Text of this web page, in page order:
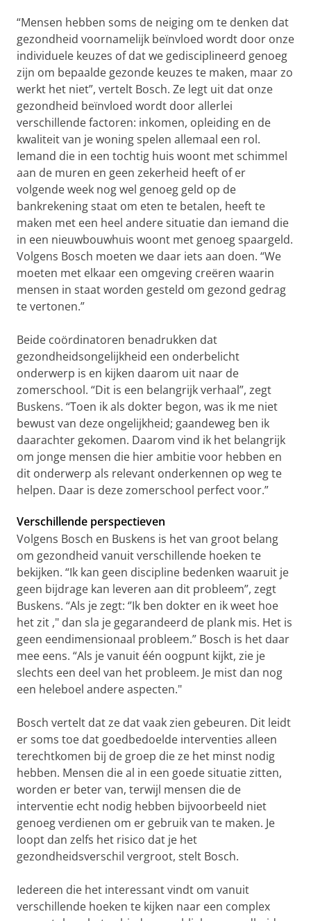
“Mensen hebben soms de neiging om te denken dat
gezondheid voornamelijk beïnvloed wordt door onze
individuele keuzes of dat we gedisciplineerd genoeg
zijn om bepaalde gezonde keuzes te maken, maar zo
werkt het niet”, vertelt Bosch. Ze legt uit dat onze
gezondheid beïnvloed wordt door allerlei
verschillende factoren: inkomen, opleiding en de
kwaliteit van je woning spelen allemaal een rol.
Iemand die in een tochtig huis woont met schimmel
aan de muren en geen zekerheid heeft of er
volgende week nog wel genoeg geld op de
bankrekening staat om eten te betalen, heeft te
maken met een heel andere situatie dan iemand die
in een nieuwbouwhuis woont met genoeg spaargeld.
Volgens Bosch moeten we daar iets aan doen. “We
moeten met elkaar een omgeving creëren waarin
mensen in staat worden gesteld om gezond gedrag
te vertonen.”
Beide coördinatoren benadrukken dat
gezondheidsongelijkheid een onderbelicht
onderwerp is en kijken daarom uit naar de
zomerschool. “Dit is een belangrijk verhaal”, zegt
Buskens. “Toen ik als dokter begon, was ik me niet
bewust van deze ongelijkheid; gaandeweg ben ik
daarachter gekomen. Daarom vind ik het belangrijk
om jonge mensen die hier ambitie voor hebben en
dit onderwerp als relevant onderkennen op weg te
helpen. Daar is deze zomerschool perfect voor.”
Verschillende perspectieven
Volgens Bosch en Buskens is het van groot belang
om gezondheid vanuit verschillende hoeken te
bekijken. “Ik kan geen discipline bedenken waaruit je
geen bijdrage kan leveren aan dit probleem”, zegt
Buskens. “Als je zegt: ‘’Ik ben dokter en ik weet hoe
het zit ," dan sla je gegarandeerd de plank mis. Het is
geen eendimensionaal probleem.” Bosch is het daar
mee eens. “Als je vanuit één oogpunt kijkt, zie je
slechts een deel van het probleem. Je mist dan nog
een heleboel andere aspecten."
Bosch vertelt dat ze dat vaak zien gebeuren. Dit leidt
er soms toe dat goedbedoelde interventies alleen
terechtkomen bij de groep die ze het minst nodig
hebben. Mensen die al in een goede situatie zitten,
worden er beter van, terwijl mensen die de
interventie echt nodig hebben bijvoorbeeld niet
genoeg verdienen om er gebruik van te maken. Je
loopt dan zelfs het risico dat je het
gezondheidsverschil vergroot, stelt Bosch.
Iedereen die het interessant vindt om vanuit
verschillende hoeken te kijken naar een complex